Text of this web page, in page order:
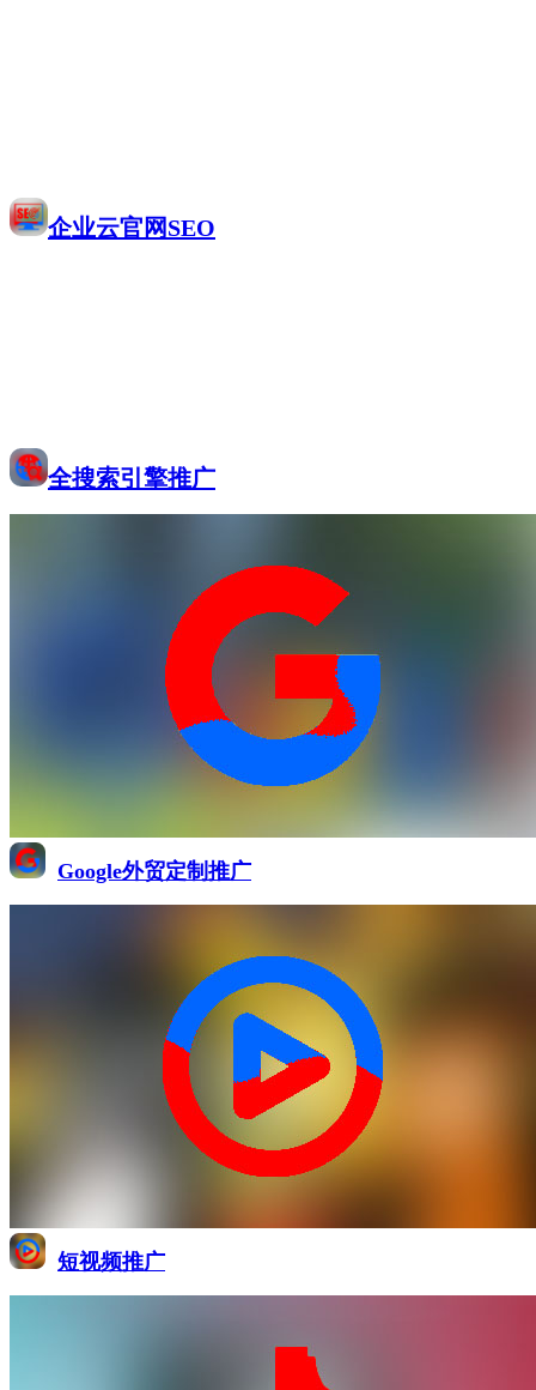
企业云官网SEO
全搜索引擎推广
Google外贸定制推广
短视频推广